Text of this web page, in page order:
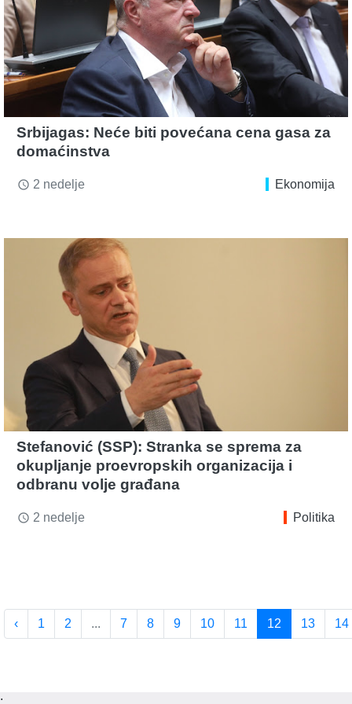
Srbijagas: Neće biti povećana cena gasa za
domaćinstva
access_time 2 nedelje Ekonomija
Stefanović (SSP): Stranka se sprema za
okupljanje proevropskih organizacija i
odbranu volje građana
access_time 2 nedelje Politika
‹ 1 2 ... 7 8 9 10 11 12 13 14
;